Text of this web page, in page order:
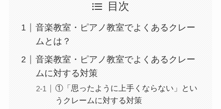
目次
音楽教室・ピアノ教室でよくあるクレー
ムとは？
音楽教室・ピアノ教室でよくあるクレー
ムに対する対策
①「思ったように上手くならない」とい
うクレームに対する対策